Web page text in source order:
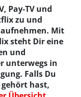
Pay-TV und
zu und
Mit
steht Dir eine
und
unterwegs in
Falls Du
hast,